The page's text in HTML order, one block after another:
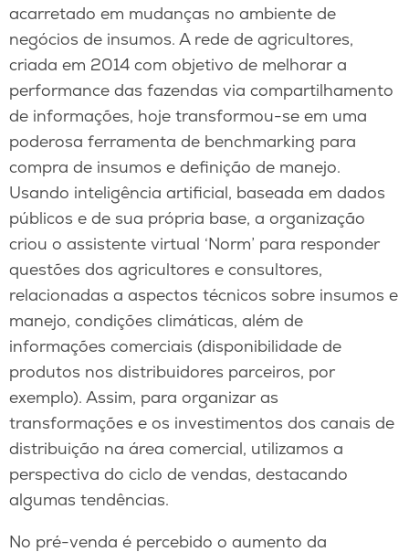
acarretado em mudanças no ambiente de
negócios de insumos. A rede de agricultores,
criada em 2014 com objetivo de melhorar a
performance das fazendas via compartilhamento
de informações, hoje transformou-se em uma
poderosa ferramenta de benchmarking para
compra de insumos e definição de manejo.
Usando inteligência artificial, baseada em dados
públicos e de sua própria base, a organização
criou o assistente virtual ‘Norm’ para responder
questões dos agricultores e consultores,
relacionadas a aspectos técnicos sobre insumos e
manejo, condições climáticas, além de
informações comerciais (disponibilidade de
produtos nos distribuidores parceiros, por
exemplo). Assim, para organizar as
transformações e os investimentos dos canais de
distribuição na área comercial, utilizamos a
perspectiva do ciclo de vendas, destacando
algumas tendências.
No pré-venda é percebido o aumento da